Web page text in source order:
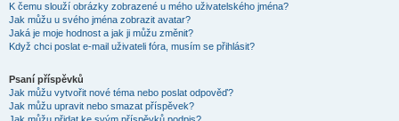
K čemu slouží obrázky zobrazené u mého uživatelského jména?
Jak můžu u svého jména zobrazit avatar?
Jaká je moje hodnost a jak ji můžu změnit?
Když chci poslat e-mail uživateli fóra, musím se přihlásit?
Psaní příspěvků
Jak můžu vytvořit nové téma nebo poslat odpověď?
Jak můžu upravit nebo smazat příspěvek?